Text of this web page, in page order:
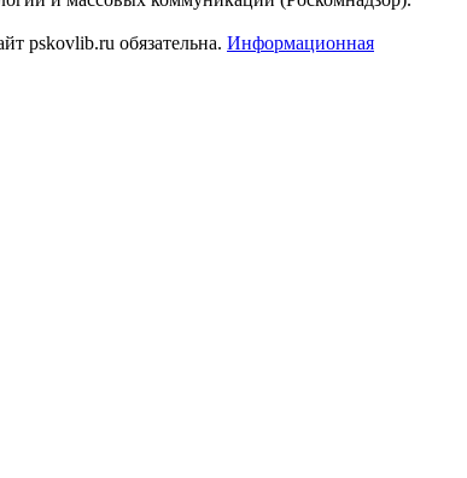
pskovlib.ru обязательна. Информационная